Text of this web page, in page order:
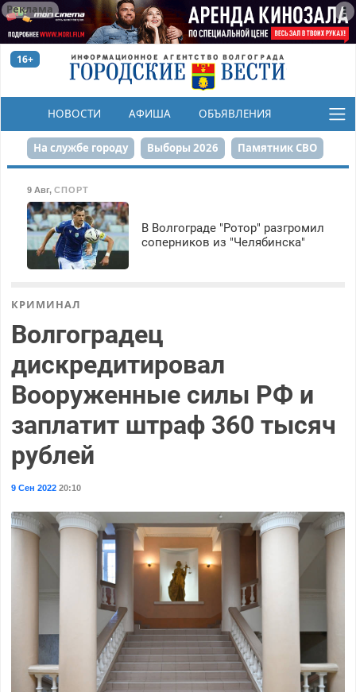
Реклама
16+
НОВОСТИ АФИША ОБЪЯВЛЕНИЯ
КОНКУРСЫ
На службе городу Выборы 2026 Памятник СВО
Набережная День Победы
80-летие Победы Парк Героев-летчиков
9 Авг, СПОРТ
В Волгограде "Ротор" разгромил
соперников из "Челябинска"
КРИМИНАЛ
Волгоградец
дискредитировал
Вооруженные силы РФ и
заплатит штраф 360 тысяч
рублей
9 Сен 202220:10